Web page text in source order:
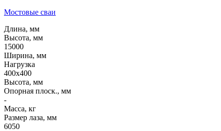
Мостовые сваи
Длина, мм
Высота, мм
15000
Ширина, мм
Нагрузка
400х400
Высота, мм
Опорная плоск., мм
-
Масса, кг
Размер лаза, мм
6050